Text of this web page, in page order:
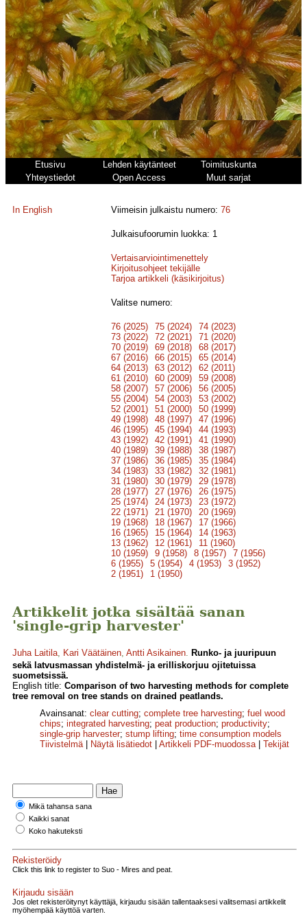
Etusivu Lehden käytänteet
Toimituskunta
Yhteystiedot
Open Access Muut sarjat
In English Viimeisin julkaistu numero:76
Julkaisufoorumin luokka: 1
Vertaisarviointimenettely
Kirjoitusohjeet tekijälle
Tarjoa artikkeli (käsikirjoitus)
Valitse numero:
76 (2025) 75 (2024)
74 (2023)
73 (2022)
72 (2021)
71 (2020)
70 (2019)
69 (2018)
68 (2017)
67 (2016)
66 (2015)
65 (2014)
64 (2013)
63 (2012)
62 (2011)
61 (2010)
60 (2009)
59 (2008)
58 (2007)
57 (2006)
56 (2005)
55 (2004)
54 (2003)
53 (2002)
52 (2001)
51 (2000)
50 (1999)
49 (1998)
48 (1997)
47 (1996)
46 (1995)
45 (1994)
44 (1993)
43 (1992)
42 (1991)
41 (1990)
40 (1989)
39 (1988)
38 (1987)
37 (1986)
36 (1985)
35 (1984)
34 (1983)
33 (1982)
32 (1981)
31 (1980)
30 (1979)
29 (1978)
28 (1977)
27 (1976)
26 (1975)
25 (1974)
24 (1973)
23 (1972)
22 (1971)
21 (1970)
20 (1969)
19 (1968)
18 (1967)
17 (1966)
16 (1965)
15 (1964)
14 (1963)
13 (1962)
12 (1961)
11 (1960)
10 (1959)
9 (1958) 8 (1957)
7 (1956)
6 (1955)
5 (1954) 4 (1953)
3 (1952)
2 (1951)
1 (1950)
Artikkelit jotka sisältää sanan
'single-grip harvester'
Juha Laitila, Kari Väätäinen, Antti Asikainen. Runko- ja juuripuun
sekä latvusmassan yhdistelmä- ja erilliskorjuu ojitetuissa
suometsissä.
English title: Comparison of two harvesting methods for complete
tree removal on tree stands on drained peatlands.
Avainsanat: clear cutting; complete tree harvesting; fuel wood
chips; integrated harvesting; peat production; productivity;
single-grip harvester; stump lifting; time consumption models
Tiivistelmä| Näytä lisätiedot Artikkeli PDF-muodossa| Tekijät
Mikä tahansa sana
Kaikki sanat
Koko hakuteksti
Rekisteröidy
Click this link to register to Suo - Mires and peat.
Kirjaudu sisään
Jos olet rekisteröitynyt käyttäjä, kirjaudu sisään tallentaaksesi valitsemasi artikkelit
myöhempää käyttöä varten.